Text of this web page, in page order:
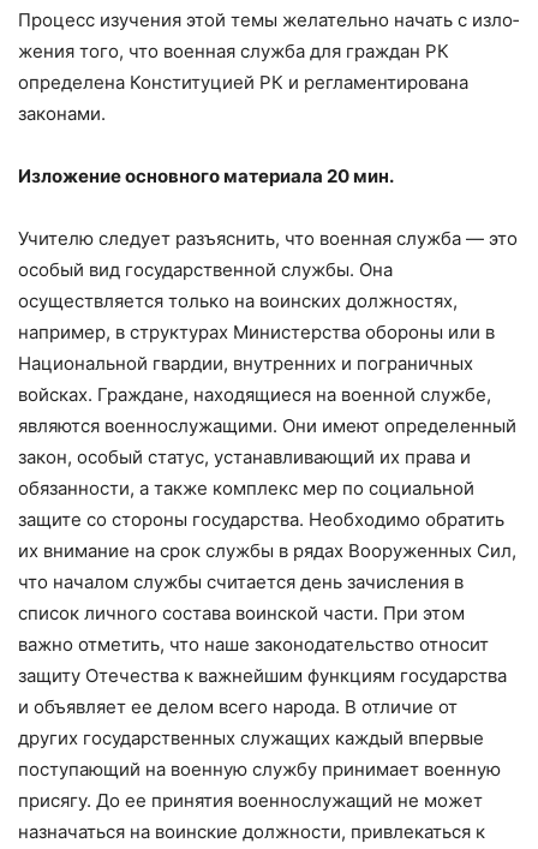
Процесс изучения этой темы желательно начать с изло­
жения того, что военная служба для граждан РК
определена Конституцией РК и регламентирована
законами.
Изложение основного материала 20 мин.
Учителю следует разъяснить, что военная служба — это
особый вид государственной службы. Она
осуществляется только на воинских должностях,
например, в структурах Министерства обороны или в
Национальной гвардии, внутренних и пограничных
войсках. Граждане, находящиеся на военной службе,
являются военнослужащими. Они имеют определенный
закон, особый статус, устанавливающий их права и
обязанности, а также комплекс мер по социальной
защите со стороны государства. Необходимо обратить
их внимание на срок службы в рядах Вооруженных Сил,
что началом службы считается день зачисления в
список личного состава воинской части. При этом
важно отметить, что наше законодательство относит
защиту Отечества к важнейшим функциям государства
и объявляет ее делом всего народа. В отличие от
других государственных служа­щих каждый впервые
поступающий на военную службу принимает военную
присягу. До ее принятия военнослу­жащий не может
назначаться на воинские должности, привлекаться к